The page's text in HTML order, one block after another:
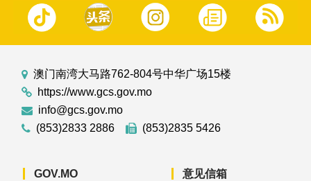
澳门南湾大马路762-804号中华广场15楼
https://www.gcs.gov.mo
info@gcs.gov.mo
(853)2833 2886
(853)2835 5426
GOV.MO 意见信箱